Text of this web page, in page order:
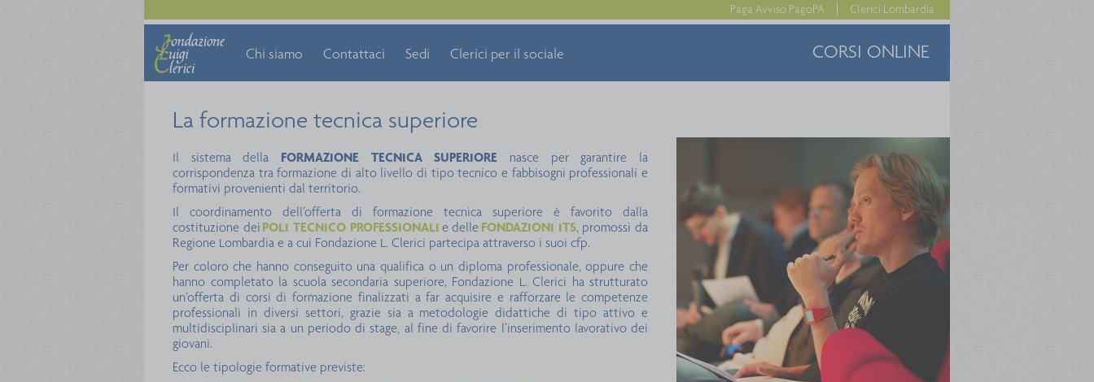
Paga Avviso PagoPA Clerici Lombardia
Chi siamo Contattaci Sedi Clerici per il sociale CORSI ONLINE
La formazione tecnica superiore
Il sistema della FORMAZIONE TECNICA SUPERIORE nasce per garantire la
corrispondenza tra formazione di alto livello di tipo tecnico e fabbisogni professionali e
formativi provenienti dal territorio.
Il coordinamento dell’offerta di formazione tecnica superiore è favorito dalla
costituzione dei POLI TECNICO PROFESSIONALI e delle FONDAZIONI ITS, promossi da
Regione Lombardia e a cui Fondazione L. Clerici partecipa attraverso i suoi cfp.
Per coloro che hanno conseguito una qualifica o un diploma professionale, oppure che
hanno completato la scuola secondaria superiore, Fondazione L. Clerici ha strutturato
un’offerta di corsi di formazione finalizzati a far acquisire e rafforzare le competenze
professionali in diversi settori, grazie sia a metodologie didattiche di tipo attivo e
multidisciplinari sia a un periodo di stage, al fine di favorire l’inserimento lavorativo dei
giovani.
Ecco le tipologie formative previste: